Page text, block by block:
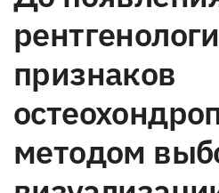
признаков
методом